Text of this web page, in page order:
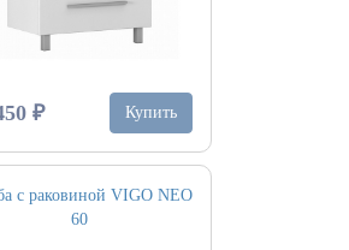
₽ Купить
с раковиной VIGO NEO
60